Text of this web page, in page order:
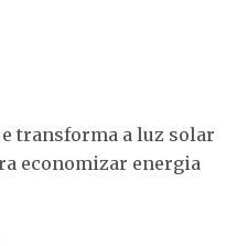
transforma a luz solar
economizar energia